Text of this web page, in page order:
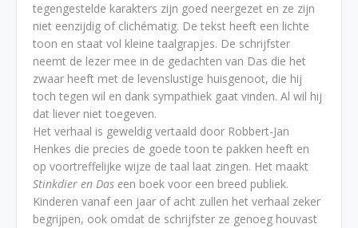
tegengestelde karakters zijn goed neergezet en ze zijn
niet eenzijdig of clichématig. De tekst heeft een lichte
toon en staat vol kleine taalgrapjes. De schrijfster
neemt de lezer mee in de gedachten van Das die het
zwaar heeft met de levenslustige huisgenoot, die hij
toch tegen wil en dank sympathiek gaat vinden. Al wil hij
dat liever niet toegeven.
Het verhaal is geweldig vertaald door Robbert-Jan
Henkes die precies de goede toon te pakken heeft en
op voortreffelijke wijze de taal laat zingen. Het maakt
Stinkdier en Das een boek voor een breed publiek.
Kinderen vanaf een jaar of acht zullen het verhaal zeker
begrijpen, ook omdat de schrijfster ze genoeg houvast